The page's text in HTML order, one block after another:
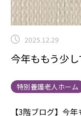
2025.12.29
今年ももう少
特別養護老人ホーム
【3階ブログ】今年